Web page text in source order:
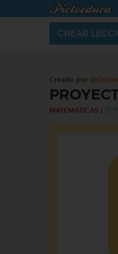
CREAR
Creado por
MATEMÁTICAS 2º